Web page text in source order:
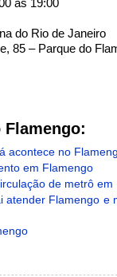
às 19:00
do Rio de Janeiro
85 – Parque do
acontece no
em Flamengo
de metrô em
atender Flamengo e